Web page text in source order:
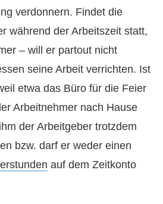
verdonnern. Findet die
während der Arbeitszeit statt,
– will er partout nicht
seine Arbeit verrichten. Ist
etwa das Büro für die Feier
Arbeitnehmer nach Hause
der Arbeitgeber trotzdem
bzw. darf er weder einen
auf dem Zeitkonto